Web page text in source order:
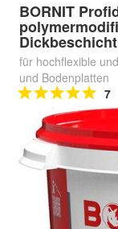
BORNIT
für hochflexible
und Bodenplatten
7